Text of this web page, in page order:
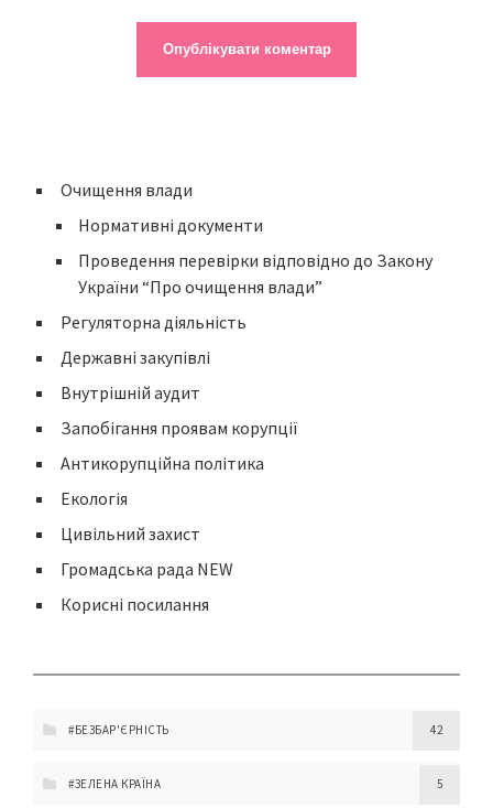
Очищення влади
Нормативні документи
Проведення перевірки відповідно до Закону
України “Про очищення влади”
Регуляторна діяльність
Державні закупівлі
Внутрішній аудит
Запобігання проявам корупції
Антикорупційна політика
Екологія
Цивільний захист
Громадська рада NEW
Корисні посилання
#БЕЗБАР'ЄРНІСТЬ 42
#ЗЕЛЕНА КРАЇНА 5